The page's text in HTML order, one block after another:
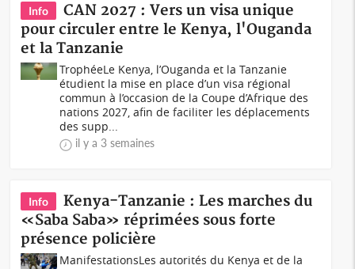
Info
CAN 2027 : Vers un visa unique
pour circuler entre le Kenya, l'Ouganda
et la Tanzanie
TrophéeLe Kenya, l’Ouganda et la Tanzanie
étudient la mise en place d’un visa régional
commun à l’occasion de la Coupe d’Afrique des
nations 2027, afin de faciliter les déplacements
des supp...
il y a 3 semaines
Info
Kenya-Tanzanie : Les marches du
«Saba Saba» réprimées sous forte
présence policière
ManifestationsLes autorités du Kenya et de la